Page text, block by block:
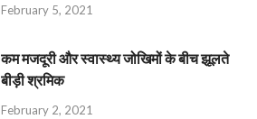
February 5, 2021
कम मजदूरी और स्वास्थ्य जोखिमों के बीच झूलते
बीड़ी श्रमिक
February 2, 2021